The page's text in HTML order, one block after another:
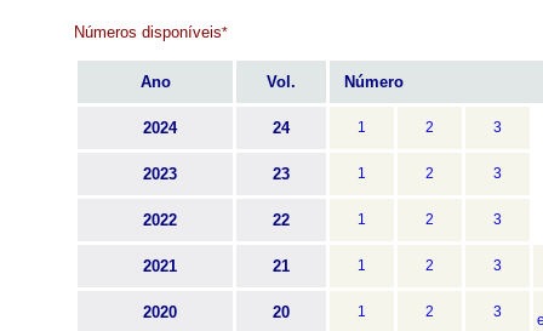
Números disponíveis*
Ano Vol. Número
2024 24 1 2 3
2023 23 1 2 3
2022 22 1 2 3
2021 21 1 2 3
2020 20 1 2 3